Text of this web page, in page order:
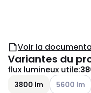
Voir la
Variantes du
flux lumineux utile:
3800 lm Voir les
5600 lm